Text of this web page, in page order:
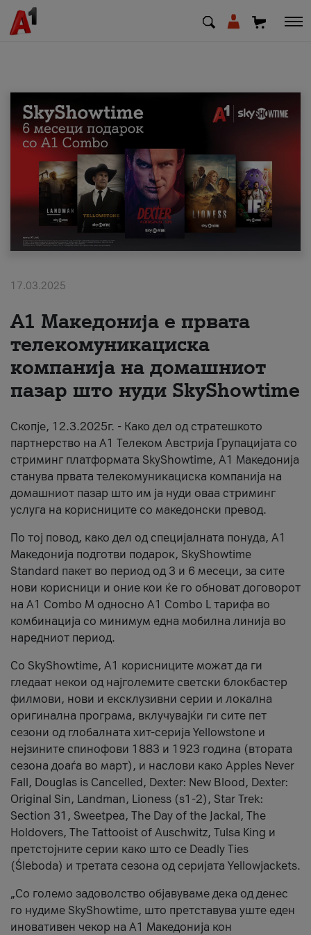
EN SQ
Приватни Деловни
Поддршка
Надополни кредит
#ПодобарОнлајн
17.03.2025
А1 Македонија е првата
телекомуникациска
компанија на домашниот
пазар што нуди SkyShowtime
Скопје, 12.3.2025г. - Како дел од стратешкото
партнерство на А1 Телеком Австрија Групацијата со
стриминг платформата SkyShowtime, А1 Македонија
станува првата телекомуникациска компанија на
домашниот пазар што им ја нуди оваа стриминг
услуга на корисниците со македонски превод.
По тој повод, како дел од специјалната понуда, А1
Македонија подготви подарок, SkyShowtime
Standard пакет во период од 3 и 6 месеци, за сите
нови корисници и оние кои ќе го обноват договорот
на А1 Combo M односно А1 Combo L тарифа во
комбинација со минимум една мобилна линија во
наредниот период.
Со SkyShowtime, А1 корисниците можат да ги
гледаат некои од најголемите светски блокбастер
филмови, нови и ексклузивни серии и локална
оригинална програма, вклучувајќи ги сите пет
сезони од глобалната хит-серија Yellowstone и
нејзините спинофови 1883 и 1923 година (втората
сезона доаѓа во март), и наслови како Apples Never
Fall, Douglas is Cancelled, Dexter: New Blood, Dexter:
Original Sin, Landman, Lioness (s1-2), Star Trek:
Section 31, Sweetpea, The Day of the Jackal, The
Holdovers, The Tattooist of Auschwitz, Tulsa King и
претстојните серии како што се Deadly Ties
(Śleboda) и третата сезона од серијата Yellowjackets.
„Со големо задоволство објавуваме дека од денес
го нудиме SkyShowtime, што претставува уште еден
иновативен чекор на А1 Македонија кон